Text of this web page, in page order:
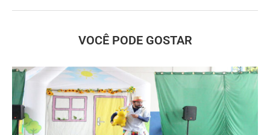
VOCÊ PODE GOSTAR